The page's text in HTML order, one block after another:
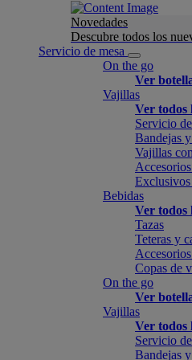
Novedades
Descubre todos los
Servicio de mesa
On the go
Ver
Vajillas
Ver todos
Servicio
Bandejas
Vajillas
Bebidas
Ver todos
Tazas
Teteras y
Copas de
On the go
Ver
Vajillas
Ver todos
Servicio
Bandejas